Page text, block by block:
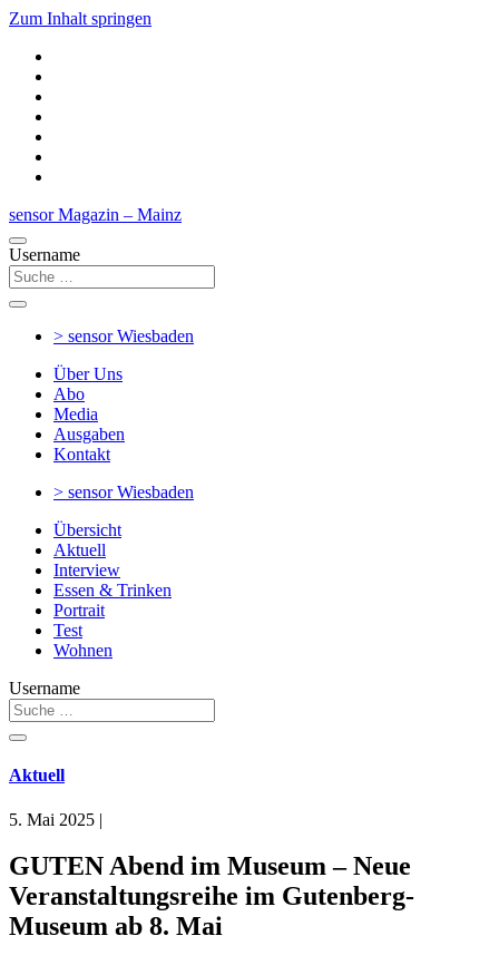
Zum Inhalt springen
sensor Magazin – Mainz
Username
> sensorWiesbaden
Über Uns
Abo
Media
Ausgaben
Kontakt
> sensorWiesbaden
Übersicht
Aktuell
Interview
Essen & Trinken
Portrait
Test
Wohnen
Username
Aktuell
5. Mai 2025 |
GUTEN Abend im Museum – Neue
Veranstaltungsreihe im Gutenberg-
Museum ab 8. Mai